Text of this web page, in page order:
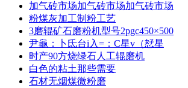
加气砖市场加气砖市场加气砖市场
粉煤灰加工制粉工艺
3磨辊矿石磨粉机型号2pgc450×500
尹龜：卜氐台i入=：C星v（恏星
时产90方烧绿石人工辊磨机
白色的粘土那些需要
石材无烟煤微粉磨